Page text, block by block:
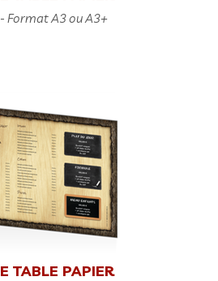
Format A3 ou A3+
TABLE PAPIER